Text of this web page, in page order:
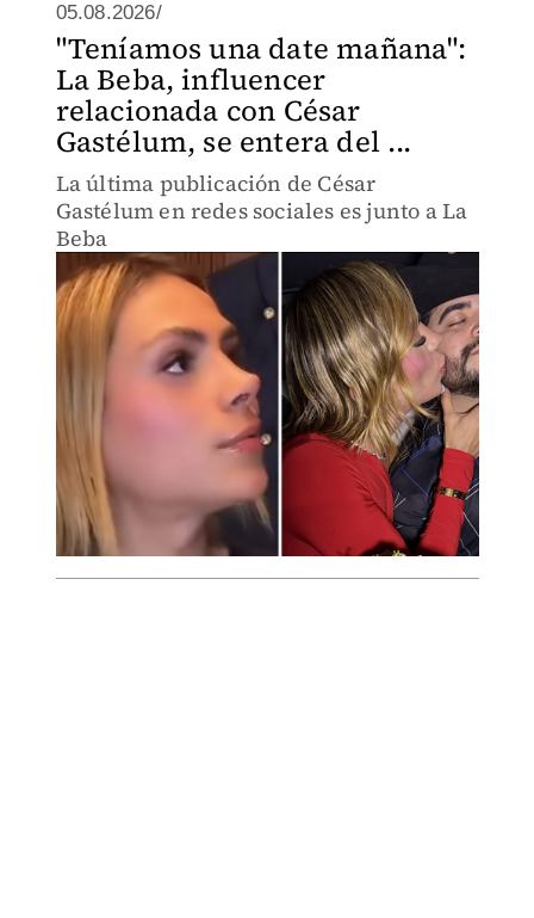
05.08.2026/
"Teníamos una date mañana":
La Beba, influencer
relacionada con César
Gastélum, se entera del ...
La última publicación de César
Gastélum en redes sociales es junto a La
Beba